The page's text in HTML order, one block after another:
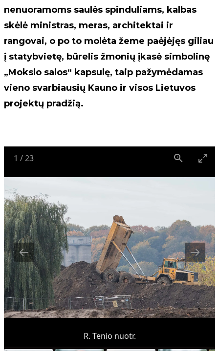
nenuoramoms saulės spinduliams, kalbas
skėlė ministras, meras, architektai ir
rangovai, o po to molėta žeme paėjėjęs giliau
į statybvietę, būrelis žmonių įkasė simbolinę
„Mokslo salos“ kapsulę, taip pažymėdamas
vieno svarbiausių Kauno ir visos Lietuvos
projektų pradžią.
1 /23
R. Tenio nuotr.